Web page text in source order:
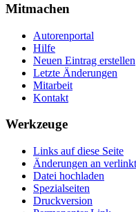
Mitmachen
Autorenportal
Hilfe
Neuen Eintrag erstellen
Letzte Änderungen
Mitarbeit
Kontakt
Werkzeuge
Links auf diese Seite
Änderungen an
Datei hochladen
Spezialseiten
Druckversion